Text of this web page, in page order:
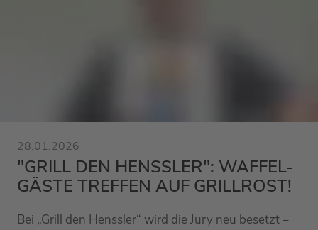
28.01.2026
"GRILL DEN HENSSLER": WAFFEL-
GÄSTE TREFFEN AUF GRILLROST!
Bei „Grill den Henssler“ wird die Jury neu besetzt –